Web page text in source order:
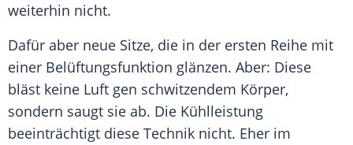
weiterhin nicht.
Dafür aber neue Sitze, die in der ersten Reihe mit
einer Belüftungsfunktion glänzen. Aber: Diese
bläst keine Luft gen schwitzendem Körper,
sondern saugt sie ab. Die Kühlleistung
beeinträchtigt diese Technik nicht. Eher im